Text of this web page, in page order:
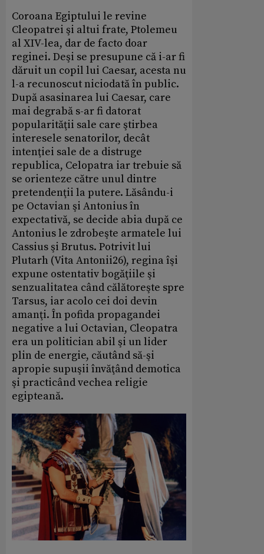
Coroana Egiptului le revine
Cleopatrei şi altui frate, Ptolemeu
al XIV-lea, dar de facto doar
reginei. Deşi se presupune că i-ar fi
dăruit un copil lui Caesar, acesta nu
l-a recunoscut niciodată în public.
După asasinarea lui Caesar, care
mai degrabă s-ar fi datorat
popularităţii sale care ştirbea
interesele senatorilor, decât
intenţiei sale de a distruge
republica, Celopatra iar trebuie să
se orienteze către unul dintre
pretendenţii la putere. Lăsându-i
pe Octavian şi Antonius în
expectativă, se decide abia după ce
Antonius le zdrobeşte armatele lui
Cassius şi Brutus. Potrivit lui
Plutarh (Vita Antonii26), regina îşi
expune ostentativ bogăţiile şi
senzualitatea când călătoreşte spre
Tarsus, iar acolo cei doi devin
amanţi. În pofida propagandei
negative a lui Octavian, Cleopatra
era un politician abil şi un lider
plin de energie, căutând să-şi
apropie supuşii învăţând demotica
şi practicând vechea religie
egipteană.